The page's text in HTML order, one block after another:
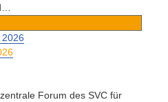
Forum des SVC für